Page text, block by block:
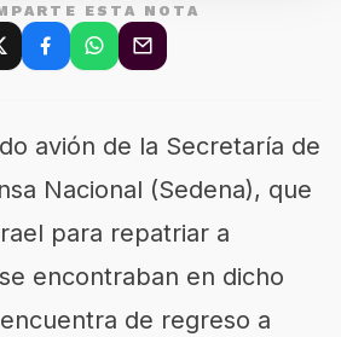
ESTA NOTA
avión de la Secretaría de
Nacional (Sedena), que
para repatriar a
encontraban en dicho
de regreso a